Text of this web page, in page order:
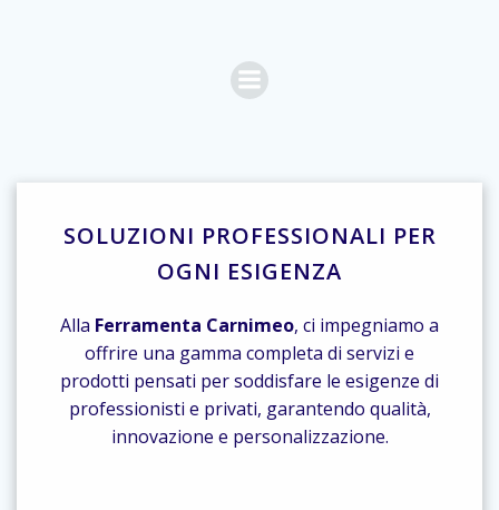
contenuto
SOLUZIONI PROFESSIONALI PER
OGNI ESIGENZA
Alla Ferramenta Carnimeo, ci impegniamo a
offrire una gamma completa di servizi e
prodotti pensati per soddisfare le esigenze di
professionisti e privati, garantendo qualità,
innovazione e personalizzazione.